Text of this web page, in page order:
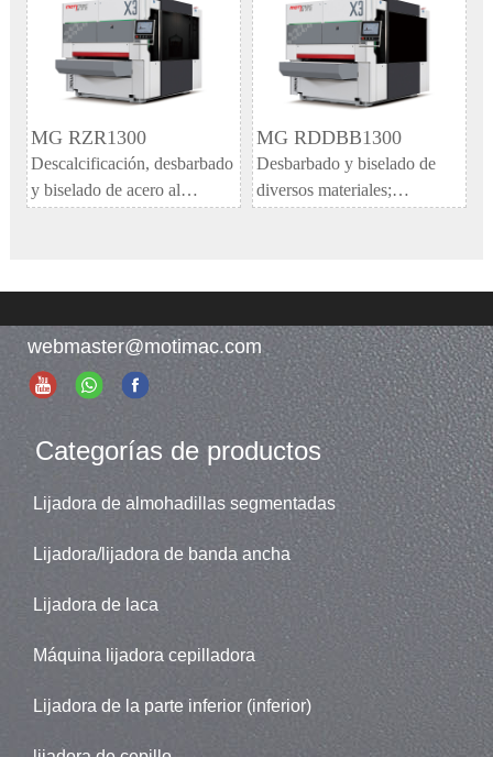
superficiales.
superficiales.
MG RZR1300
Descalcificación, desbarbado
y biselado de acero al
aluminio, cobre y otros
metales no ferrosos
MG RDDBB1300
Desbarbado y biselado de
diversos materiales;
webmaster@motimac.com
Categorías de productos
Lijadora de almohadillas segmentadas
Lijadora/lijadora de banda ancha
Lijadora de laca
Máquina lijadora cepilladora
Lijadora de la parte inferior (inferior)